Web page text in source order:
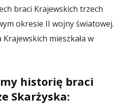
braci Krajewskich trzech
okresie II wojny światowej.
mieszkała w
historię braci
Skarżyska: